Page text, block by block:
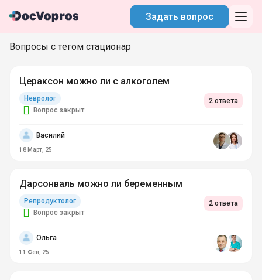
Задать вопрос
Вопросы с тегом стационар
Цераксон можно ли с алкоголем
Невролог
Вопрос закрыт
2 ответа
Василий
18 Март, 25
Дарсонваль можно ли беременным
Репродуктолог
Вопрос закрыт
2 ответа
Ольга
11 Фев, 25